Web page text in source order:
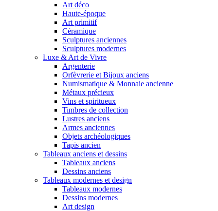
Art déco
Haute-époque
Art primitif
Céramique
Sculptures anciennes
Sculptures modernes
Luxe & Art de Vivre
Argenterie
Orfèvrerie et Bijoux anciens
Numismatique & Monnaie ancienne
Métaux précieux
Vins et spiritueux
Timbres de collection
Lustres anciens
Armes anciennes
Objets archéologiques
Tapis ancien
Tableaux anciens et dessins
Tableaux anciens
Dessins anciens
Tableaux modernes et design
Tableaux modernes
Dessins modernes
Art design